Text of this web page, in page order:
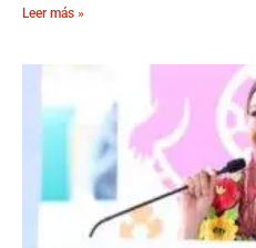
Leer más »